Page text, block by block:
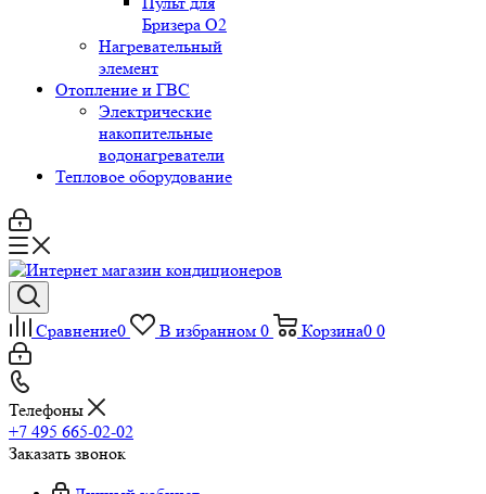
Бризера O2
Нагревательный
элемент
Отопление и ГВС
Электрические
накопительные
водонагреватели
Тепловое оборудование
Сравнение0 В избранном 0 Корзина0 0
Телефоны
+7 495 665-02-02
Заказать звонок